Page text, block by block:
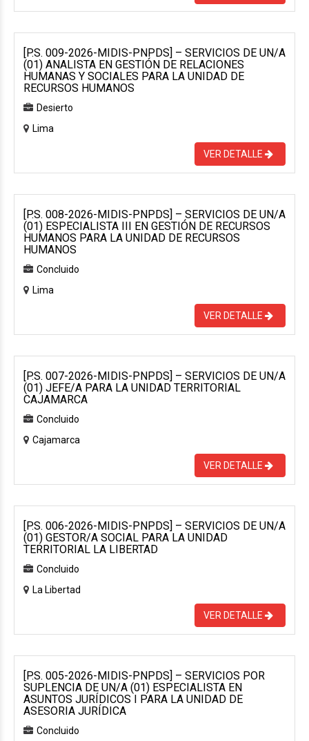
[P.S. 009-2026-MIDIS-PNPDS] – SERVICIOS DE UN/A
(01) ANALISTA EN GESTIÓN DE RELACIONES
HUMANAS Y SOCIALES PARA LA UNIDAD DE
RECURSOS HUMANOS
Desierto
Lima
VER DETALLE
[P.S. 008-2026-MIDIS-PNPDS] – SERVICIOS DE UN/A
(01) ESPECIALISTA III EN GESTIÓN DE RECURSOS
HUMANOS PARA LA UNIDAD DE RECURSOS
HUMANOS
Concluido
Lima
VER DETALLE
[P.S. 007-2026-MIDIS-PNPDS] – SERVICIOS DE UN/A
(01) JEFE/A PARA LA UNIDAD TERRITORIAL
CAJAMARCA
Concluido
Cajamarca
VER DETALLE
[P.S. 006-2026-MIDIS-PNPDS] – SERVICIOS DE UN/A
(01) GESTOR/A SOCIAL PARA LA UNIDAD
TERRITORIAL LA LIBERTAD
Concluido
La Libertad
VER DETALLE
[P.S. 005-2026-MIDIS-PNPDS] – SERVICIOS POR
SUPLENCIA DE UN/A (01) ESPECIALISTA EN
ASUNTOS JURÍDICOS I PARA LA UNIDAD DE
ASESORIA JURÍDICA
Concluido